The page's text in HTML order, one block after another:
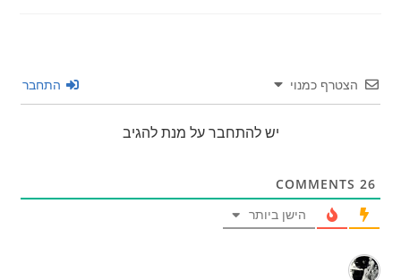
הצטרף כמנוי התחבר
יש להתחבר על מנת להגיב
26
הישן ביותר